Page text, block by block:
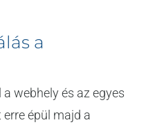
a
webhely és az egyes
épül majd a